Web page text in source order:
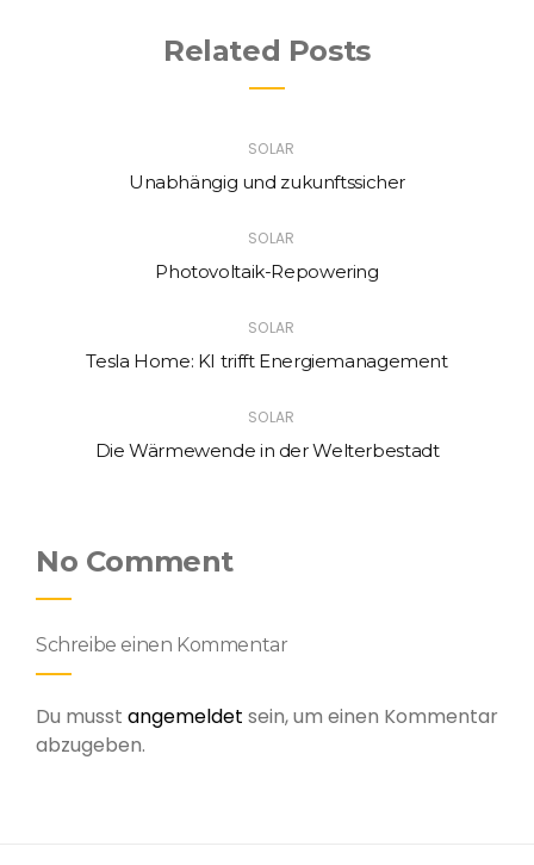
Related Posts
SOLAR
Unabhängig und zukunftssicher
SOLAR
Photovoltaik-Repowering
SOLAR
Tesla Home: KI trifft Energiemanagement
SOLAR
Die Wärmewende in der Welterbestadt
No Comment
Schreibe einen Kommentar
Du musst angemeldet sein, um einen Kommentar
abzugeben.